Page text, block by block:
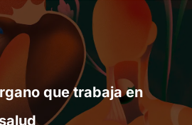
que trabaja en